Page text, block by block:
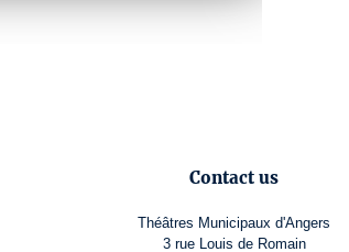
Contact us
Théâtres Municipaux d'Angers
3 rue Louis de Romain